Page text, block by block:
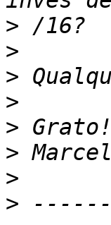
>
>
>
>
>
>
>
>